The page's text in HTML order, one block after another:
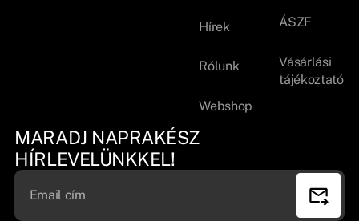
Hírek
Rólunk
Webshop
ÁSZF
Vásárlási
tájékoztató
MARADJ NAPRAKÉSZ
HÍRLEVELÜNKKEL!